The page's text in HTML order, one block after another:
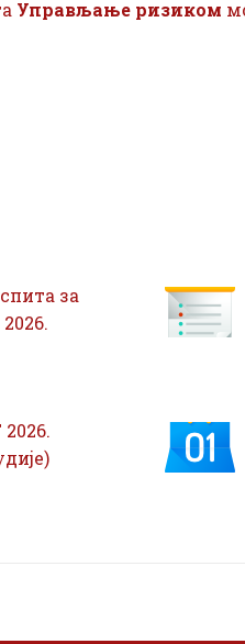
Управљање ризиком
за